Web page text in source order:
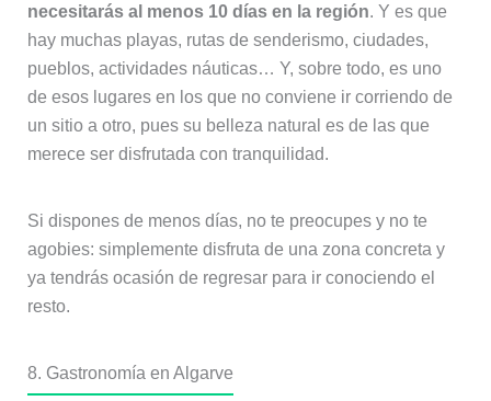
necesitarás al menos 10 días en la región. Y es que
hay muchas playas, rutas de senderismo, ciudades,
pueblos, actividades náuticas… Y, sobre todo, es uno
de esos lugares en los que no conviene ir corriendo de
un sitio a otro, pues su belleza natural es de las que
merece ser disfrutada con tranquilidad.
Si dispones de menos días, no te preocupes y no te
agobies: simplemente disfruta de una zona concreta y
ya tendrás ocasión de regresar para ir conociendo el
resto.
8. Gastronomía en Algarve